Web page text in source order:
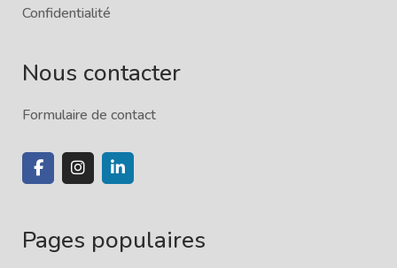
Confidentialité
Nous contacter
Formulaire de contact
Pages populaires